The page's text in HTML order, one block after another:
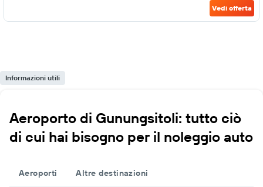
Vedi offerta
Informazioni utili
Aeroporto di Gunungsitoli: tutto ciò
di cui hai bisogno per il noleggio auto
Aeroporti Altre destinazioni